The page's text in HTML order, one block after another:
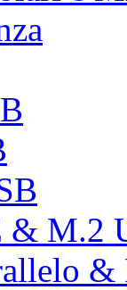
& M.2
&